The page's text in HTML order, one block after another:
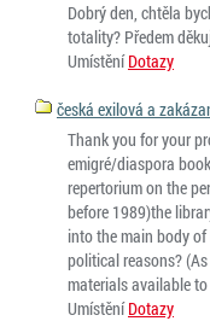
Dobrý den, chtěla
totality? Předem
Umístění Dotazy
česká exilová a
Thank you for your
emigré/diaspora
repertorium on the
before 1989)the
into the main body
political reasons?
materials available
Umístění Dotazy